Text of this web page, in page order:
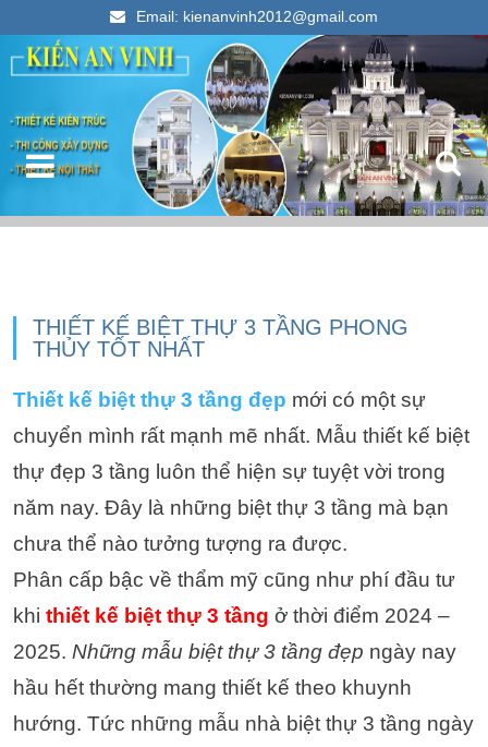
Email: kienanvinh2012@gmail.com
Kiến An Vinh
Thiết kế xây dựng nhà ống đẹp 2023
THIẾT KẾ BIỆT THỰ 3 TẦNG PHONG
THỦY TỐT NHẤT
Thiết kế biệt thự 3 tầng đẹp mới có một sự
chuyển mình rất mạnh mẽ nhất. Mẫu thiết kế biệt
thự đẹp 3 tầng luôn thể hiện sự tuyệt vời trong
năm nay. Đây là những biệt thự 3 tầng mà bạn
chưa thể nào tưởng tượng ra được.
Phân cấp bậc về thẩm mỹ cũng như phí đầu tư
khi thiết kế biệt thự 3 tầng ở thời điểm 2024 –
2025. Những mẫu biệt thự 3 tầng đẹp ngày nay
hầu hết thường mang thiết kế theo khuynh
hướng. Tức những mẫu nhà biệt thự 3 tầng ngày